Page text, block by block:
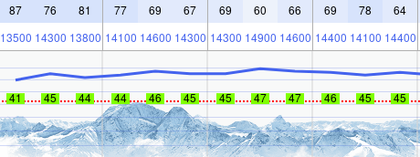
87 76 81 77 69 67 69 60 66 69 78 64
13500 14300 13800 14100 14600 14300 14300 14900 14600 14400 14100 14400
41 45 44 44 46 45 45 47 47 46 45 45